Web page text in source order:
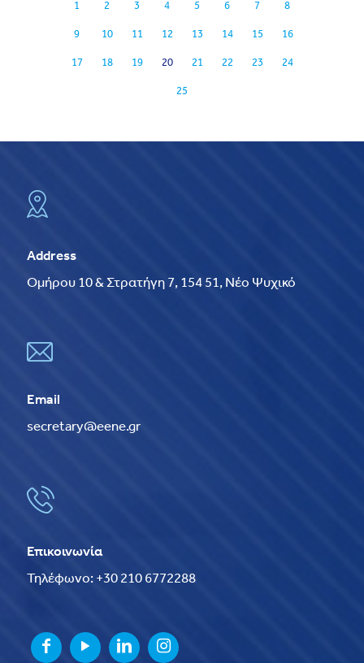
1 2 3 4 5 6 7 8
9 10 11 12 13 14 15 16
17 18 19 20 21 22 23 24
25
Address
Ομήρου 10 & Στρατήγη 7, 154 51, Νέο Ψυχικό
Email
secretary@eene.gr
Επικοινωνία
Τηλέφωνο: +30 210 6772288